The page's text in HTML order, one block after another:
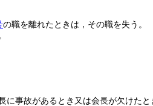
の職を離れたときは，その職を失う。
に事故があるとき又は会長が欠けたと